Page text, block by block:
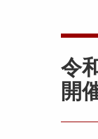
令
開